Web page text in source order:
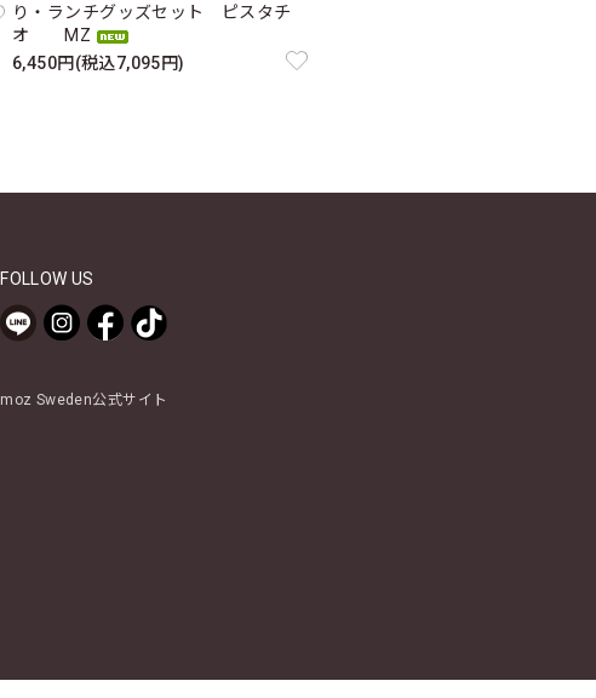
り・ランチグッズセット ピスタチ
オ MZ
6,450円(税込7,095円)
FOLLOW US
moz Sweden公式サイト